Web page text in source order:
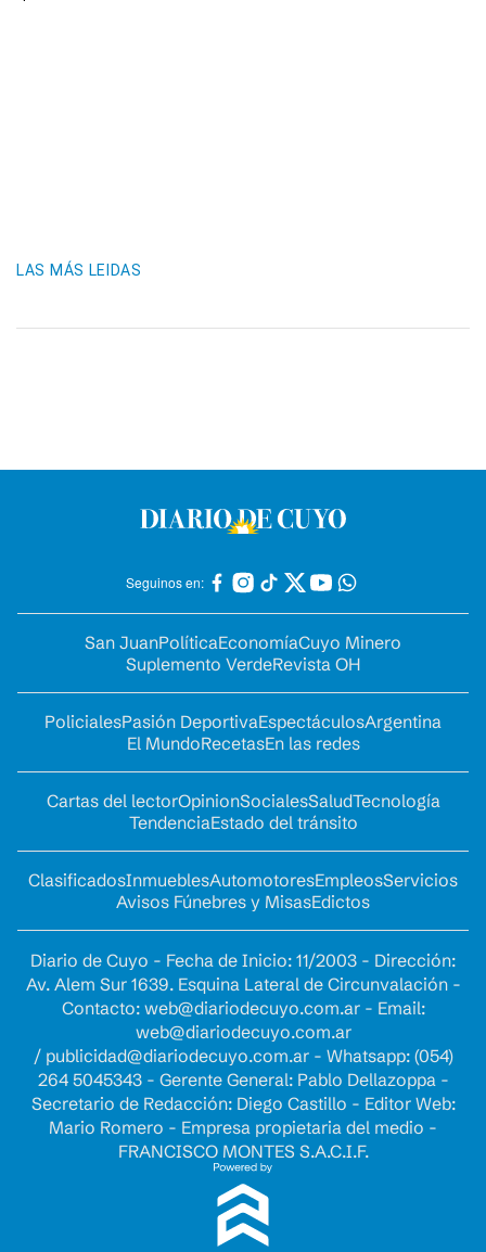
LAS MÁS LEIDAS
Seguinos en:
San JuanPolíticaEconomíaCuyo Minero
Suplemento VerdeRevista OH
PolicialesPasión DeportivaEspectáculosArgentina
El MundoRecetasEn las redes
Cartas del lectorOpinionSocialesSaludTecnología
TendenciaEstado del tránsito
ClasificadosInmueblesAutomotoresEmpleosServicios
Avisos Fúnebres y MisasEdictos
Diario de Cuyo - Fecha de Inicio: 11/2003 - Dirección:
Av. Alem Sur 1639. Esquina Lateral de Circunvalación -
Contacto: web@diariodecuyo.com.ar- Email:
web@diariodecuyo.com.ar
/ publicidad@diariodecuyo.com.ar- Whatsapp: (054)
264 5045343 - Gerente General: Pablo Dellazoppa -
Secretario de Redacción: Diego Castillo - Editor Web:
Mario Romero - Empresa propietaria del medio -
FRANCISCO MONTES S.A.C.I.F.